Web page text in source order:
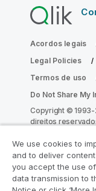
Acordos legais
Legal Policies
Termos de uso
Do Not Share My
Copyright © 1993-
direitos
Participe do
do Analytics
We use cookies to
and to deliver content
you accept the use
data transmission to